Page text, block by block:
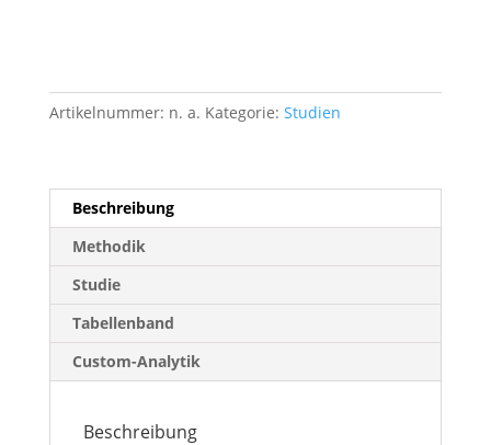
Artikelnummer: n. a. Kategorie: Studien
Beschreibung
Methodik
Studie
Tabellenband
Custom-Analytik
Beschreibung